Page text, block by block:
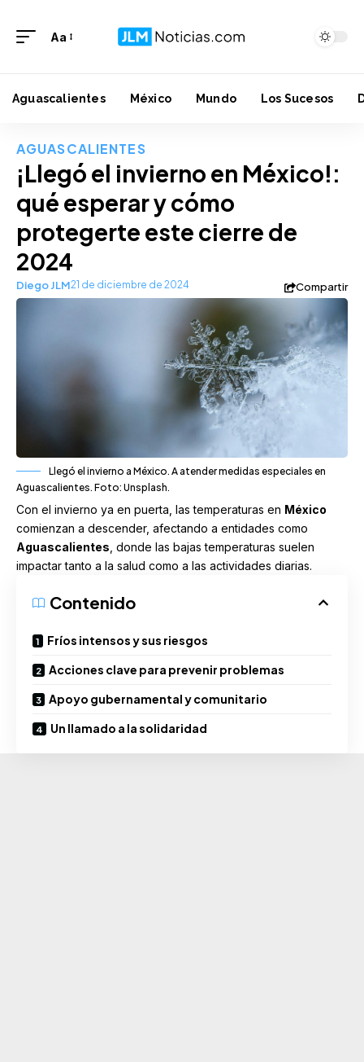
Aa
Aguascalientes México Mundo Los Sucesos
AGUASCALIENTES
¡Llegó el invierno en México!:
qué esperar y cómo
protegerte este cierre de
2024
Diego JLM21 de diciembre de 2024 Compartir
Llegó el invierno a México. A atender medidas especiales en
Aguascalientes. Foto: Unsplash.
Con el invierno ya en puerta, las temperaturas en México
comienzan a descender, afectando a entidades como
Aguascalientes , donde las bajastemperaturas suelen
impactar tanto a la salud como a las actividades diarias.
Contenido
Fríos intensos y sus riesgos
Acciones clave para prevenir problemas
Apoyo gubernamental y comunitario
Un llamado a la solidaridad